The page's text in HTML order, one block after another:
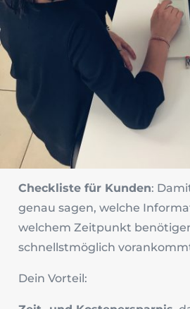
Checkliste für Kunden:
genau sagen, welche
welchem Zeitpunkt
schnellstmöglich
Dein Vorteil: